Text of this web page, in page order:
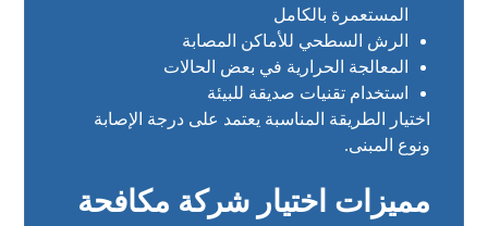
المستعمرة بالكامل
الرش السطحي للأماكن المصابة
المعالجة الحرارية في بعض الحالات
استخدام تقنيات صديقة للبيئة
اختيار الطريقة المناسبة يعتمد على درجة الإصابة
ونوع المبنى.
مميزات اختيار شركة مكافحة